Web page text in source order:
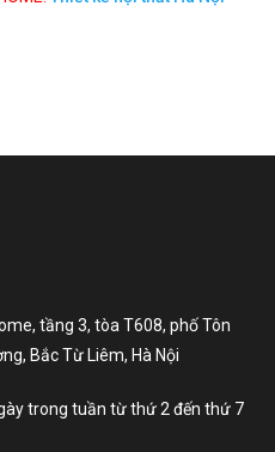
tầng 3, tòa T608, phố Tôn
Bắc Từ Liêm, Hà Nội
trong tuần từ thứ 2 đến thứ 7